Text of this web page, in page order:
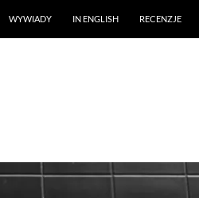
WYWIADY IN ENGLISH RECENZJE